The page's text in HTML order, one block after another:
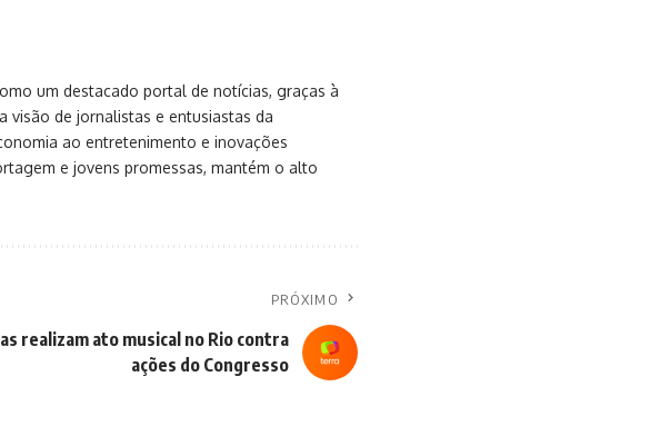
um destacado portal de notícias, graças à
visão de jornalistas e entusiastas da
ao entretenimento e inovações
e jovens promessas, mantém o alto
PRÓXIMO
realizam ato musical no Rio contra
ações do Congresso